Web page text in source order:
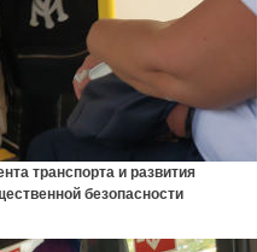
транспорта и развития
безопасности